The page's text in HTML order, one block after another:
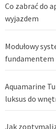
Co zabrać do
wyjazdem
Modułowy
fundamentem
Aquamarine
luksus do
Jak